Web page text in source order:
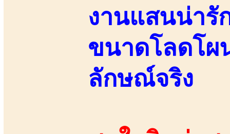
งานแสนน่ารั
ขนาดโลดโผ
ลักษณ์จริง